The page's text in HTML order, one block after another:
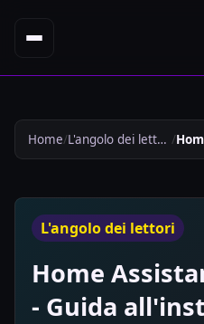
Home L'angolo dei lettori
L'angolo dei lettori
Home
- Guida